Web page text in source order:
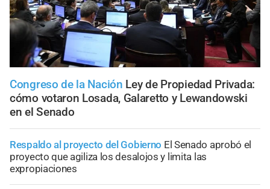
Congreso de la Nación Ley de Propiedad Privada:
cómo votaron Losada, Galaretto y Lewandowski
en el Senado
Respaldo al proyecto del Gobierno El Senado aprobó el
proyecto que agiliza los desalojos y limita las
expropiaciones